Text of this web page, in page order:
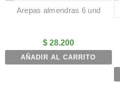
Arepas almendras 6 und
$28.200
AÑADIR AL CARRITO